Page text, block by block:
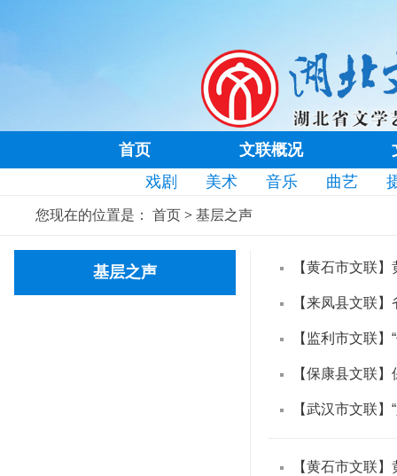
首页 文联概况
戏剧
美术 音乐 曲艺
您现在的位置是： 首页 > 基层之声
基层之声 【黄石市文联
【来凤县文联
【保康县文联
【武汉市文联
【黄石市文联